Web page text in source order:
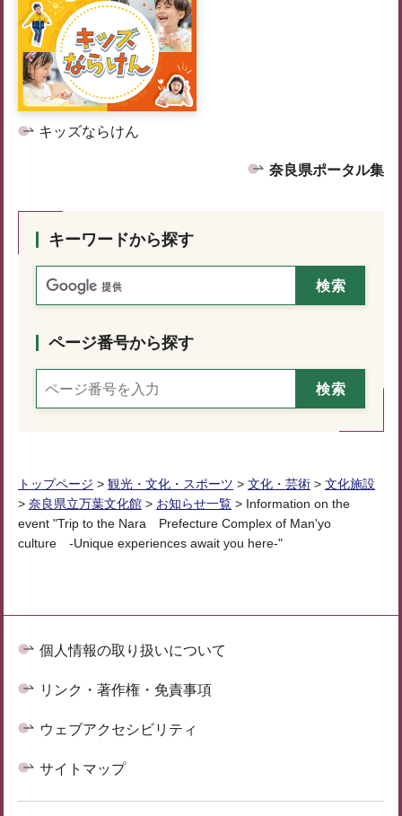
キッズならけん
奈良県ポータル集
キーワードから探す
ページ番号から探す
トップページ > 観光・文化・スポーツ > 文化・芸術 > 文化施設
> 奈良県立万葉文化館 > お知らせ一覧 > Information on the
event "Trip to the Nara Prefecture Complex of Man'yo
culture -Unique experiences await you here-"
個人情報の取り扱いについて
リンク・著作権・免責事項
ウェブアクセシビリティ
サイトマップ